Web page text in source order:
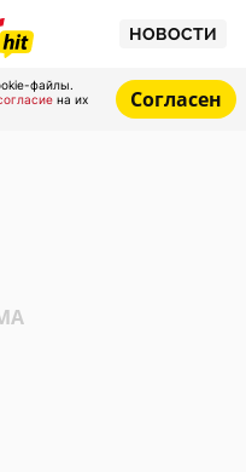
НОВОСТИ
файлы.
на их
Согласен